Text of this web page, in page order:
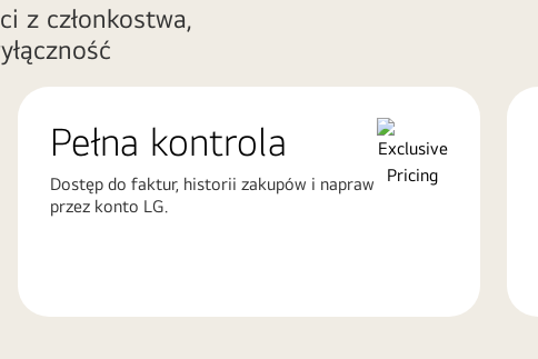
z członkostwa,
Pełna kontrola
Dostęp do faktur, historii zakupów i napraw
przez konto LG.